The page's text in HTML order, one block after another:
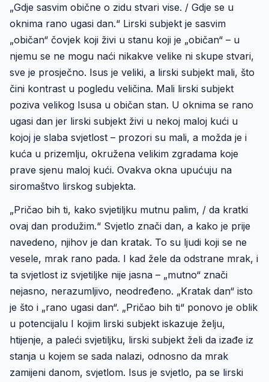
„Gdje sasvim obične o zidu stvari vise. / Gdje se u
oknima rano ugasi dan.“ Lirski subjekt je sasvim
„običan“ čovjek koji živi u stanu koji je „običan“ – u
njemu se ne mogu naći nikakve velike ni skupe stvari,
sve je prosječno. Isus je veliki, a lirski subjekt mali, što
čini kontrast u pogledu veličina. Mali lirski subjekt
poziva velikog Isusa u običan stan. U oknima se rano
ugasi dan jer lirski subjekt živi u nekoj maloj kući u
kojoj je slaba svjetlost – prozori su mali, a možda je i
kuća u prizemlju, okružena velikim zgradama koje
prave sjenu maloj kući. Ovakva okna upućuju na
siromaštvo lirskog subjekta.
„Pričao bih ti, kako svjetiljku mutnu palim, / da kratki
ovaj dan produžim.“ Svjetlo znači dan, a kako je prije
navedeno, njihov je dan kratak. To su ljudi koji se ne
vesele, mrak rano pada. I kad žele da odstrane mrak, i
ta svjetlost iz svjetiljke nije jasna – „mutno“ znači
nejasno, nerazumljivo, neodređeno. „Kratak dan“ isto
je što i „rano ugasi dan“. „Pričao bih ti“ ponovo je oblik
u potencijalu I kojim lirski subjekt iskazuje želju,
htijenje, a paleći svjetiljku, lirski subjekt želi da izađe iz
stanja u kojem se sada nalazi, odnosno da mrak
zamijeni danom, svjetlom. Isus je svjetlo, pa se lirski